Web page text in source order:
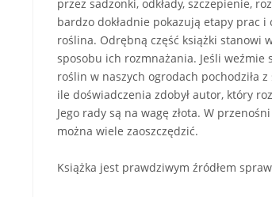
przez sadzonki, odkłady, szczepienie,
bardzo dokładnie pokazują etapy prac
roślina. Odrębną część książki stanowi
sposobu ich rozmnażania. Jeśli weźmie
roślin w naszych ogrodach pochodziła
ile doświadczenia zdobył autor, który
Jego rady są na wagę złota. W
można wiele zaoszczędzić.
Książka jest prawdziwym źródłem